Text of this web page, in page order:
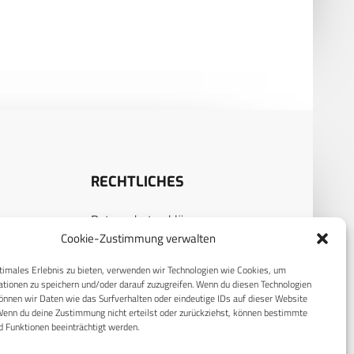
Cookie-Zustimmung verwalten
Erlebnis zu bieten, verwenden wir Technologien wie Cookies, um
zu speichern und/oder darauf zuzugreifen. Wenn du diesen Technologien
wir Daten wie das Surfverhalten oder eindeutige IDs auf dieser Website
du deine Zustimmung nicht erteilst oder zurückziehst, können bestimmte
Funktionen beeinträchtigt werden.
RECHTLICHES
Datenschutzerklärung
Cookie-Richtlinie (EU)
AGB
Compliance
Impressum